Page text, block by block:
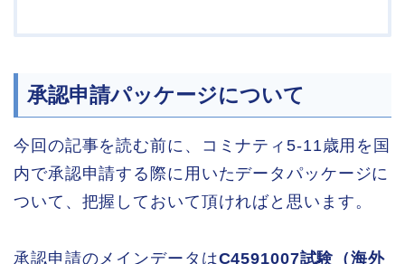
承認申請パッケージについて
今回の記事を読む前に、コミナティ5-11歳用を国
内で承認申請する際に用いたデータパッケージに
ついて、把握しておいて頂ければと思います。
承認申請のメインデータはC4591007試験（海外